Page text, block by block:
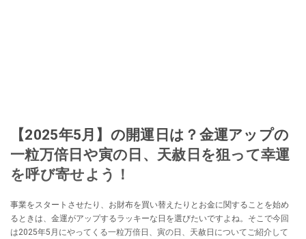
【2025年5月】の開運日は？金運アップの
一粒万倍日や寅の日、天赦日を狙って幸運
を呼び寄せよう！
事業をスタートさせたり、お財布を買い替えたりとお金に関することを始め
るときは、金運がアップするラッキーな日を選びたいですよね。そこで今回
は2025年5月にやってくる一粒万倍日、寅の日、天赦日についてご紹介して